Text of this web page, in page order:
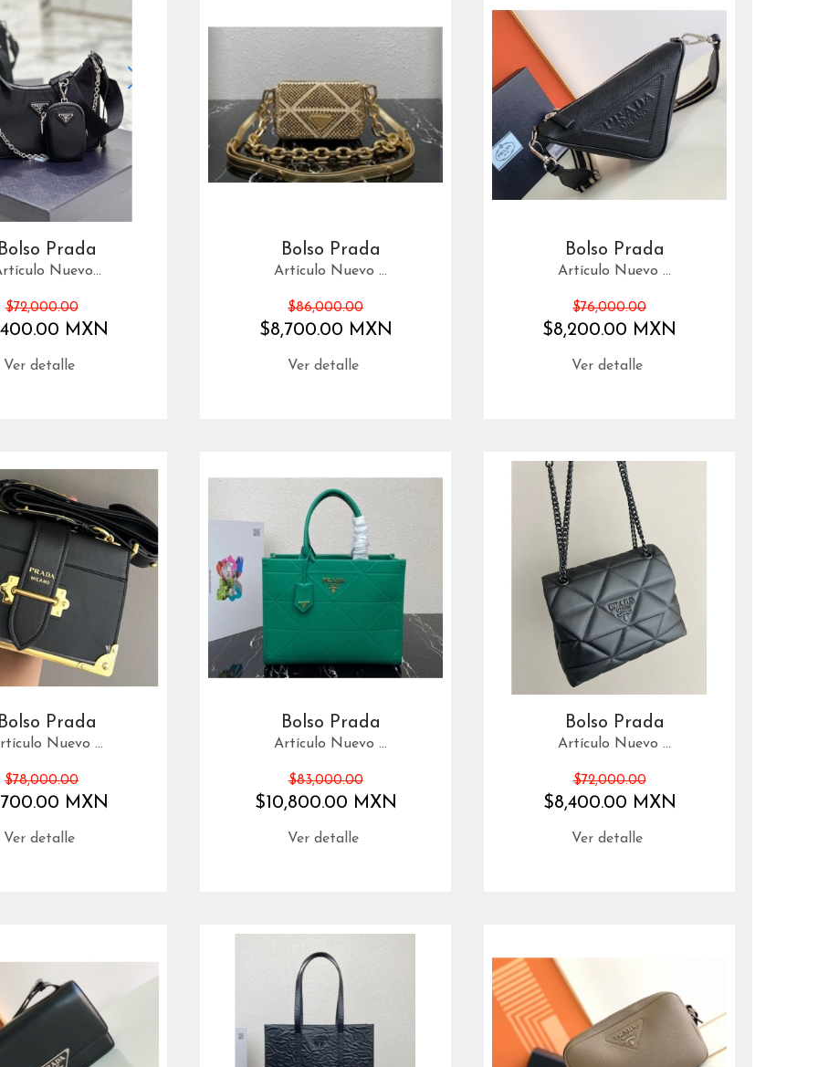
Prada
Nuevo...
$72,000.00
MXN
Ver detalle
Bolso Prada
Artículo Nuevo ...
$86,000.00
$8,700.00 MXN
Ver detalle
Bolso Prada
Artículo Nuevo ...
$76,000.00
$8,200.00 MXN
Ver detalle
Prada
Nuevo ...
$78,000.00
MXN
Ver detalle
Bolso Prada
Artículo Nuevo ...
$83,000.00
$10,800.00 MXN
Ver detalle
Bolso Prada
Artículo Nuevo ...
$72,000.00
$8,400.00 MXN
Ver detalle